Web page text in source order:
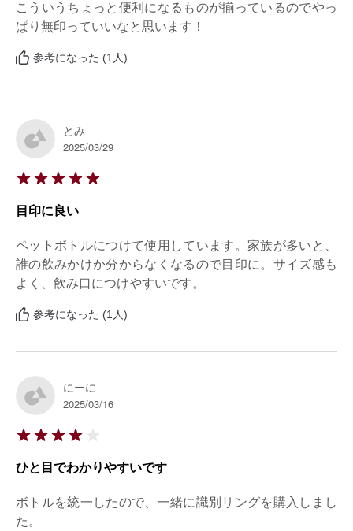
こういうちょっと便利になるものが揃っているのでやっ
ぱり無印っていいなと思います！
参考になった (1人)
とみ
2025/03/29
目印に良い
ペットボトルにつけて使用しています。家族が多いと、
誰の飲みかけか分からなくなるので目印に。サイズ感も
よく、飲み口につけやすいです。
参考になった (1人)
にーに
2025/03/16
ひと目でわかりやすいです
ボトルを統一したので、一緒に識別リングを購入しまし
た。